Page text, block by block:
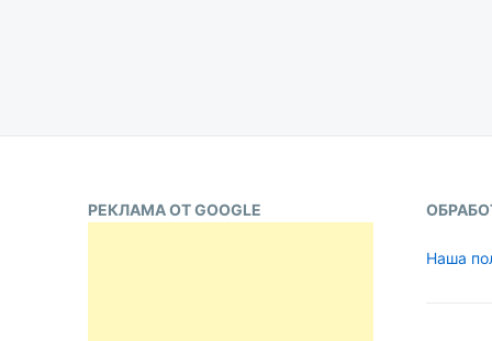
РЕКЛАМА ОТ GOOGLE
Наша